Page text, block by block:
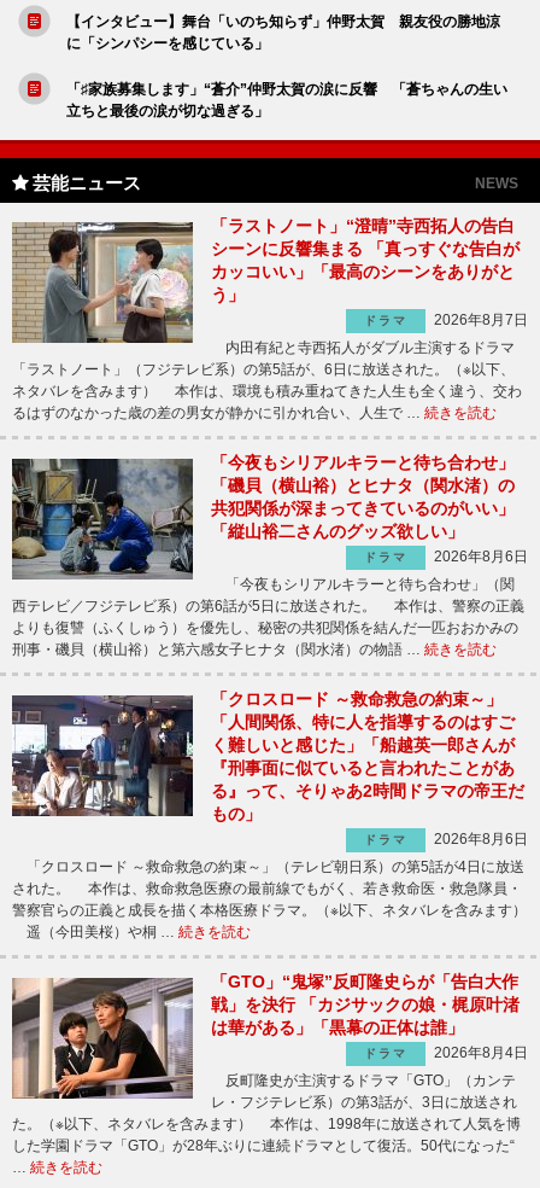
【インタビュー】舞台「いのち知らず」仲野太賀 親友役の勝地涼
に「シンパシーを感じている」
「♯家族募集します」“蒼介”仲野太賀の涙に反響 「蒼ちゃんの生い
立ちと最後の涙が切な過ぎる」
芸能ニュース NEWS
「ラストノート」“澄晴”寺西拓人の告白
シーンに反響集まる 「真っすぐな告白が
カッコいい」「最高のシーンをありがと
う」
ドラマ
2026年8月7日
内田有紀と寺西拓人がダブル主演するドラマ
「ラストノート」（フジテレビ系）の第5話が、6日に放送された。（※以下、
ネタバレを含みます） 本作は、環境も積み重ねてきた人生も全く違う、交わ
るはずのなかった歳の差の男女が静かに引かれ合い、人生で … 続きを読む
「今夜もシリアルキラーと待ち合わせ」
「磯貝（横山裕）とヒナタ（関水渚）の
共犯関係が深まってきているのがいい」
「縦山裕二さんのグッズ欲しい」
ドラマ
2026年8月6日
「今夜もシリアルキラーと待ち合わせ」（関
西テレビ／フジテレビ系）の第6話が5日に放送された。 本作は、警察の正義
よりも復讐（ふくしゅう）を優先し、秘密の共犯関係を結んだ一匹おおかみの
刑事・磯貝（横山裕）と第六感女子ヒナタ（関水渚）の物語 … 続きを読む
「クロスロード ～救命救急の約束～」
「人間関係、特に人を指導するのはすご
く難しいと感じた」「船越英一郎さんが
『刑事面に似ていると言われたことがあ
る』って、そりゃあ2時間ドラマの帝王だ
もの」
ドラマ
2026年8月6日
「クロスロード ～救命救急の約束～」（テレビ朝日系）の第5話が4日に放送
された。 本作は、救命救急医療の最前線でもがく、若き救命医・救急隊員・
警察官らの正義と成長を描く本格医療ドラマ。（※以下、ネタバレを含みます）
遥（今田美桜）や桐 … 続きを読む
「GTO」“鬼塚”反町隆史らが「告白大作
戦」を決行 「カジサックの娘・梶原叶渚
は華がある」「黒幕の正体は誰」
ドラマ
2026年8月4日
反町隆史が主演するドラマ「GTO」（カンテ
レ・フジテレビ系）の第3話が、3日に放送され
た。（※以下、ネタバレを含みます） 本作は、1998年に放送されて人気を博
した学園ドラマ「GTO」が28年ぶりに連続ドラマとして復活。50代になった“
… 続きを読む